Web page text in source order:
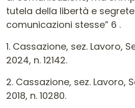
1. Cassazione, sez. Lavoro,
2024, n. 12142.
2. Cassazione, sez. Lavoro,
2018, n. 10280.